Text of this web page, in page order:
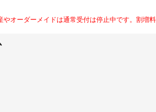
オーダーメイドは通常受付は停止中です。割増